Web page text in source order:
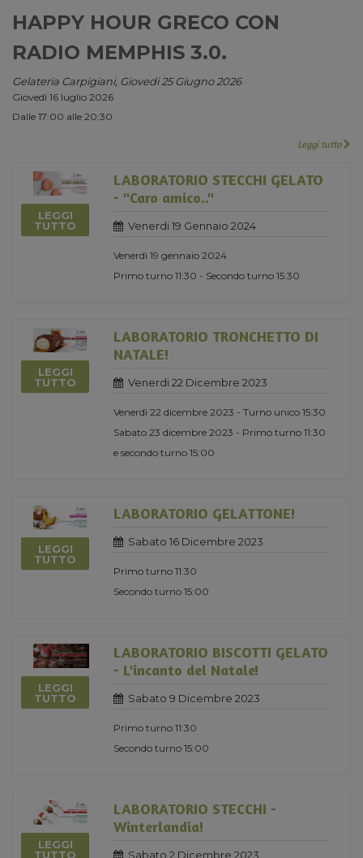
HAPPY HOUR GRECO CON
RADIO MEMPHIS 3.0.
Gelateria Carpigiani, Giovedi 25 Giugno 2026
Giovedì 16 luglio 2026
Dalle 17:00 alle 20:30
Leggi tutto
LEGGI
TUTTO
LABORATORIO STECCHI GELATO
- "Caro amico.."
Venerdi 19 Gennaio 2024
Venerdì 19 gennaio 2024
Primo turno 11:30 - Secondo turno 15:30
LEGGI
TUTTO
LABORATORIO TRONCHETTO DI
NATALE!
Venerdi 22 Dicembre 2023
Venerdì 22 dicembre 2023 - Turno unico 15:30
Sabato 23 dicembre 2023 - Primo turno 11:30
e secondo turno 15:00
LEGGI
TUTTO
LABORATORIO GELATTONE!
Sabato 16 Dicembre 2023
Primo turno 11:30
Secondo turno 15:00
LEGGI
TUTTO
LABORATORIO BISCOTTI GELATO
- L'incanto del Natale!
Sabato 9 Dicembre 2023
Primo turno 11:30
Secondo turno 15:00
LEGGI
TUTTO
LABORATORIO STECCHI -
Winterlandia!
Sabato 2 Dicembre 2023